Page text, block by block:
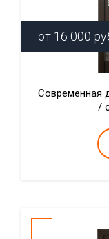
от 16 000
Современная
/